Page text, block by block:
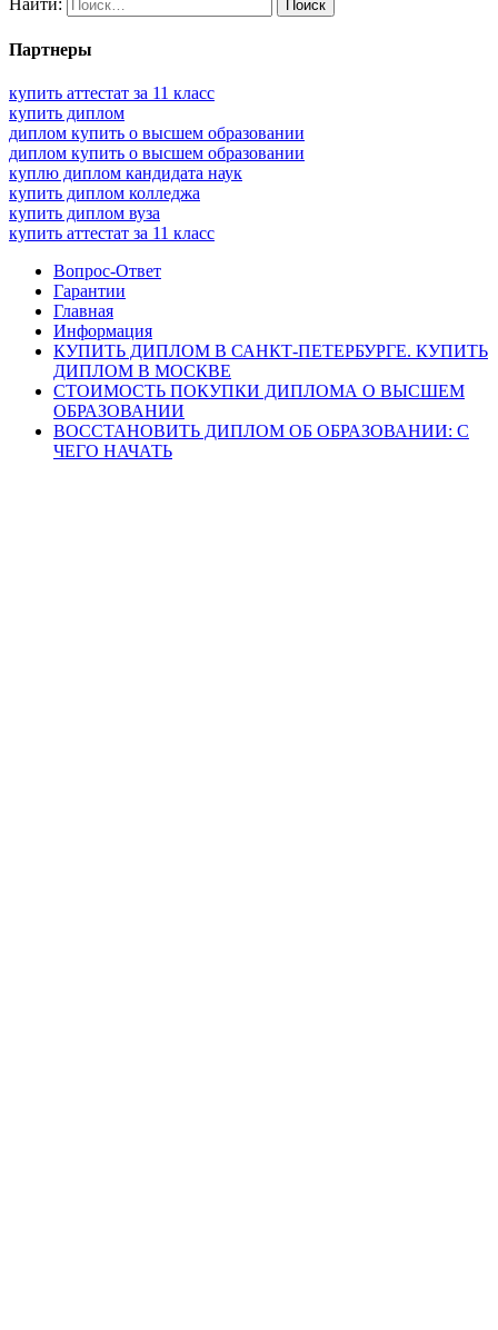
Партнеры
купить аттестат за 11 класс
купить диплом
диплом купить о высшем образовании
диплом купить о высшем образовании
куплю диплом кандидата наук
купить диплом колледжа
купить диплом вуза
купить аттестат за 11 класс
Вопрос-Ответ
Гарантии
Главная
Информация
КУПИТЬ ДИПЛОМ В САНКТ-ПЕТЕРБУРГЕ. КУПИТЬ
ДИПЛОМ В МОСКВЕ
СТОИМОСТЬ ПОКУПКИ ДИПЛОМА О ВЫСШЕМ
ОБРАЗОВАНИИ
ВОССТАНОВИТЬ ДИПЛОМ ОБ ОБРАЗОВАНИИ: С
ЧЕГО НАЧАТЬ